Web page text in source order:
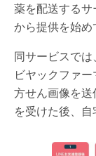
薬を配送する
から提供を始め
同サービスで
ビヤックファ
方せん画像を
を受けた後、自